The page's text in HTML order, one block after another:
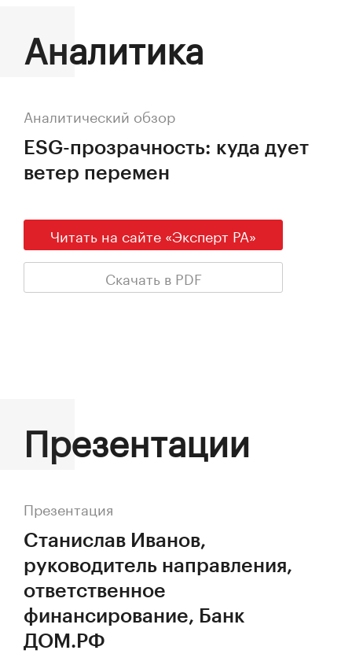
Аналитика
Аналитический обзор
ESG-прозрачность: куда дует
ветер перемен
Читать на сайте «Эксперт РА»
Скачать в PDF
Презентации
Презентация
Станислав Иванов,
руководитель направления,
ответственное
финансирование, Банк
ДОМ.РФ